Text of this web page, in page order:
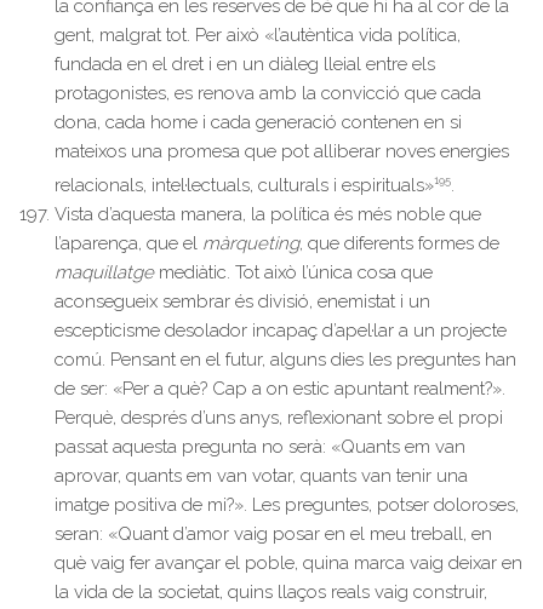
la confiança en les reserves de bé que hi ha al cor de la
gent, malgrat tot. Per això «l’autèntica vida política,
fundada en el dret i en un diàleg lleial entre els
protagonistes, es renova amb la convicció que cada
dona, cada home i cada generació contenen en si
mateixos una promesa que pot alliberar noves energies
relacionals, intel·lectuals, culturals i espirituals»195.
Vista d’aquesta manera, la política és més noble que
l’aparença, que el màrqueting, que diferents formes de
maquillatgemediàtic. Tot això l’única cosa que
aconsegueix sembrar és divisió, enemistat i un
escepticisme desolador incapaç d’apel·lar a un projecte
comú. Pensant en el futur, alguns dies les preguntes han
de ser: «Per a què? Cap a on estic apuntant realment?».
Perquè, després d’uns anys, reflexionant sobre el propi
passat aquesta pregunta no serà: «Quants em van
aprovar, quants em van votar, quants van tenir una
imatge positiva de mi?». Les preguntes, potser doloroses,
seran: «Quant d’amor vaig posar en el meu treball, en
què vaig fer avançar el poble, quina marca vaig deixar en
la vida de la societat, quins llaços reals vaig construir,